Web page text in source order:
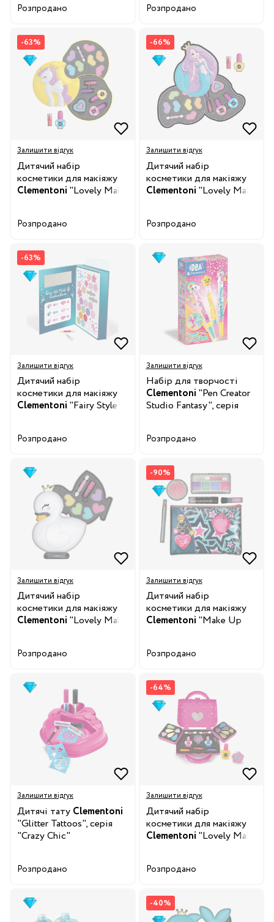
Розпродано Розпродано
-63%
Залишити відгук
Дитячий набір
косметики для макіяжу
Clementoni "Lovely Make
Розпродано
-66%
Залишити відгук
Дитячий набір
косметики для макіяжу
Clementoni "Lovely Make
Розпродано
-63%
Залишити відгук
Дитячий набір
косметики для макіяжу
Clementoni "Fairy Style",
Розпродано
Залишити відгук
Набір для творчості
Clementoni "Pen Creator
Studio Fantasy", серія
Розпродано
Залишити відгук
Дитячий набір
косметики для макіяжу
Clementoni "Lovely Make
Розпродано
-90%
Залишити відгук
Дитячий набір
косметики для макіяжу
Clementoni "Make Up
Розпродано
Залишити відгук
Дитячі тату Clementoni
"Glitter Tattoos", серія
"Crazy Chic"
Розпродано
-64%
Залишити відгук
Дитячий набір
косметики для макіяжу
Clementoni "Lovely Make
Розпродано
-40%